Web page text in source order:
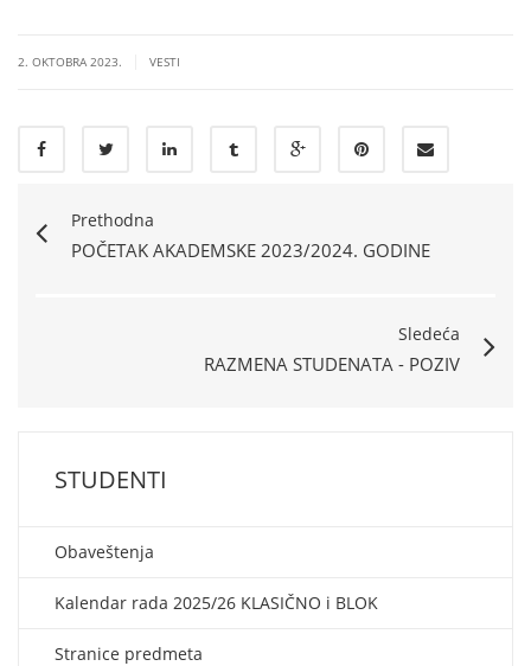
2. OKTOBRA 2023. VESTI
Prethodna
POČETAK AKADEMSKE 2023/2024. GODINE
Sledeća
RAZMENA STUDENATA - POZIV
STUDENTI
Obaveštenja
Kalendar rada 2025/26 KLASIČNO i BLOK
Stranice predmeta